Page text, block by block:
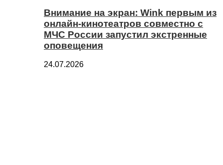
Внимание на экран: Wink первым из
онлайн-кинотеатров совместно с
МЧС России запустил экстренные
оповещения
24.07.2026